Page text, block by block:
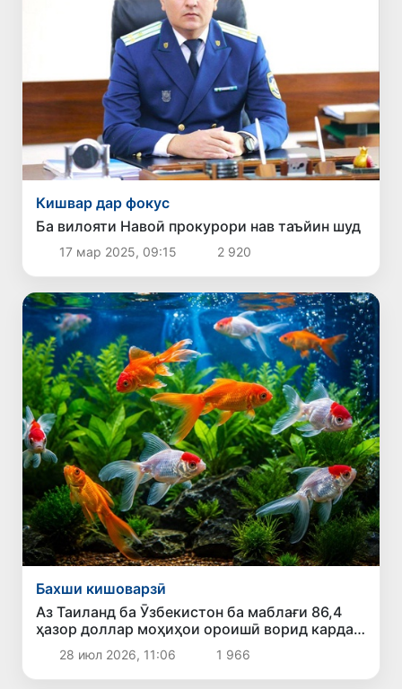
Кишвар дар фокус
Ба вилояти Навоӣ прокурори нав таъйин шуд
17 мар 2025, 09:15 2 920
Бахши кишоварзӣ
Аз Таиланд ба Ӯзбекистон ба маблағи 86,4
ҳазор доллар моҳиҳои ороишӣ ворид карда
шуданд
28 июл 2026, 11:06 1 966